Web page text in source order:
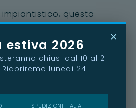
questa
che, da un lato, troviamo
si adatta al sistema,
che impone una
richiede sistemi di
alle sue esigenze
×
estiva 2026
chiusi dal 10 al 21
lunedì 24
SPEDIZIONI ITALIA